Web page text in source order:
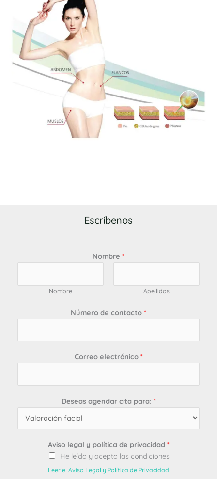
Escríbenos
Nombre *
Nombre Apellidos
Número de contacto *
Correo electrónico *
Deseas agendar cita para: *
Aviso legal y política de privacidad *
He leído y acepto las condiciones
Leer el Aviso Legal y Política de Privacidad